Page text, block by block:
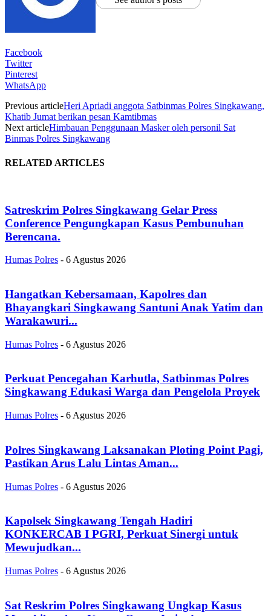
Facebook
Twitter
Pinterest
WhatsApp
Previous articleHeri Apriadi anggota Satbinmas Polres Singkawang,
Khatib Jumat berikan pesan Kamtibmas
Next articleHimbauan Penggunaan Masker oleh personil Sat
Binmas Polres Singkawang
RELATED ARTICLES
Satreskrim Polres Singkawang Gelar Press
Conference Pengungkapan Kasus Pembunuhan
Berencana.
Humas Polres - 6 Agustus 2026
Hangatkan Kebersamaan, Kapolres dan
Bhayangkari Singkawang Santuni Anak Yatim dan
Warakawuri...
Humas Polres - 6 Agustus 2026
Perkuat Pencegahan Karhutla, Satbinmas Polres
Singkawang Edukasi Warga dan Pengelola Proyek
Humas Polres - 6 Agustus 2026
Polres Singkawang Laksanakan Ploting Point Pagi,
Pastikan Arus Lalu Lintas Aman...
Humas Polres - 6 Agustus 2026
Kapolsek Singkawang Tengah Hadiri
KONKERCAB I PGRI, Perkuat Sinergi untuk
Mewujudkan...
Humas Polres - 6 Agustus 2026
Sat Reskrim Polres Singkawang Ungkap Kasus